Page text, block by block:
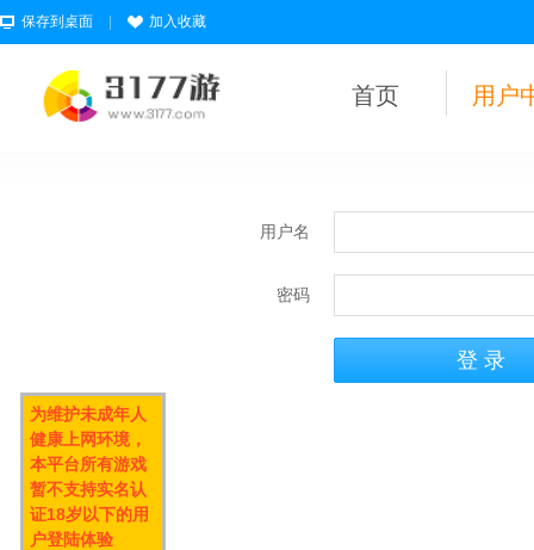
保存到桌面 加入收藏
首页 用户
用户名
密码
为维护未成年人
健康上网环境，
本平台所有游戏
暂不支持实名认
证18岁以下的用
户登陆体验